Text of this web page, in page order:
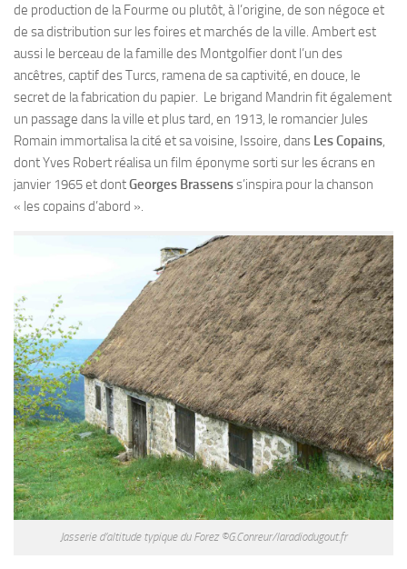
de production de la Fourme ou plutôt, à l’origine, de son négoce et
de sa distribution sur les foires et marchés de la ville. Ambert est
aussi le berceau de la famille des Montgolfier dont l’un des
ancêtres, captif des Turcs, ramena de sa captivité, en douce, le
secret de la fabrication du papier. Le brigand Mandrin fit également
un passage dans la ville et plus tard, en 1913, le romancier Jules
Romain immortalisa la cité et sa voisine, Issoire, dans Les Copains
dont Yves Robert réalisa un film éponyme sorti sur les écrans en
janvier 1965 et dontGeorges Brassenss’inspira pour la chanson
« les copains d’abord ».
Jasserie d’altitude typique du Forez ©G.Conreur/laradiodugout.fr